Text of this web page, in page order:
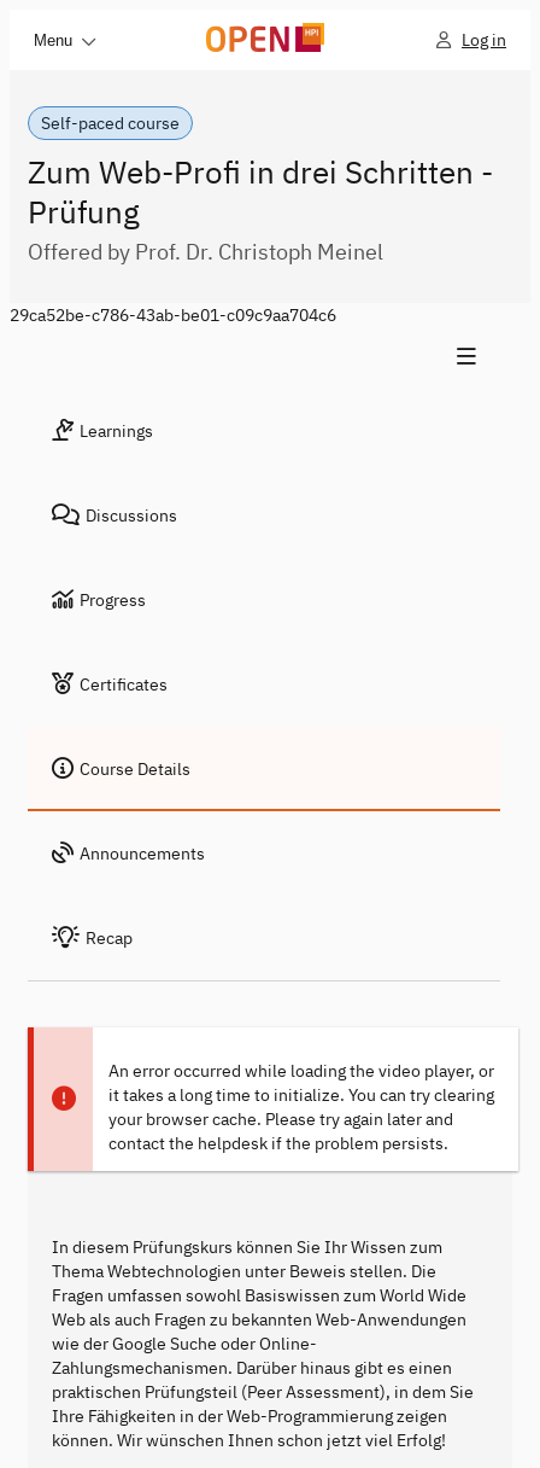
Menu Log in
Self-paced course
Zum Web-Profi in drei Schritten -
Prüfung
Offered by Prof. Dr. Christoph Meinel
29ca52be-c786-43ab-be01-c09c9aa704c6
Learnings
Discussions
Progress
Certificates
Course Details
Announcements
Recap
An error occurred while loading the video player, or
it takes a long time to initialize. You can try clearing
your browser cache. Please try again later and
contact the helpdesk if the problem persists.
In diesem Prüfungskurs können Sie Ihr Wissen zum
Thema Webtechnologien unter Beweis stellen. Die
Fragen umfassen sowohl Basiswissen zum World Wide
Web als auch Fragen zu bekannten Web-Anwendungen
wie der Google Suche oder Online-
Zahlungsmechanismen. Darüber hinaus gibt es einen
praktischen Prüfungsteil (Peer Assessment), in dem Sie
Ihre Fähigkeiten in der Web-Programmierung zeigen
können. Wir wünschen Ihnen schon jetzt viel Erfolg!